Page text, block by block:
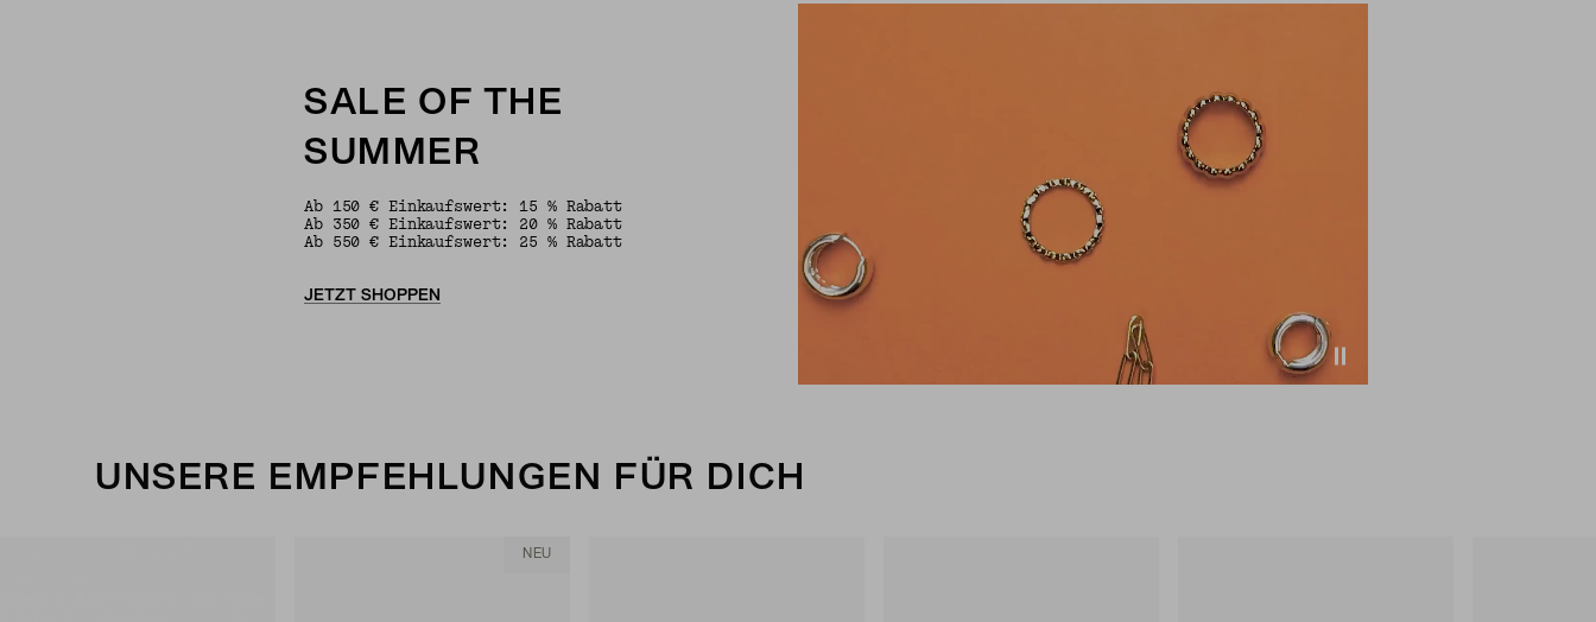
SALE OF THE
SUMMER
Ab 150 € Einkaufswert: 15 % Rabatt
Ab 350 € Einkaufswert: 20 % Rabatt
Ab 550 € Einkaufswert: 25 % Rabatt
JETZT SHOPPEN
UNSERE EMPFEHLUNGEN FÜR DICH
NEU